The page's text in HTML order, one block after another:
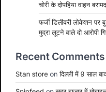
चोरी के दोपहिया वाहन बरामद
फर्जी डिलीवरी लोकेशन
मुद्रा लूटने वाले दो आरोपी
Recent Comments
Stan store on दिल्ली में 9 साल